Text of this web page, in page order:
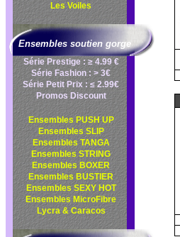
Les Voiles
Ensembles soutien gorge
Série Prestige : ≥ 4.99 €
Série Fashion : > 3€
Série Petit Prix : ≤ 2.99€
Promos Discount
Ensembles PUSH UP
Ensembles SLIP
Ensembles TANGA
Ensembles STRING
Ensembles BOXER
Ensembles BUSTIER
Ensembles SEXY HOT
Ensembles MicroFibre
Lycra & Caracos